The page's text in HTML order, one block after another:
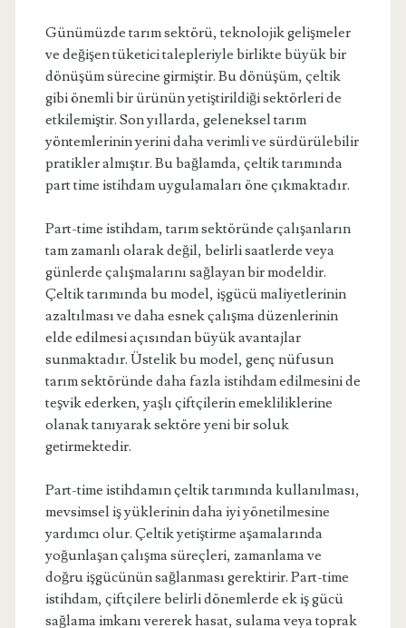
Günümüzde tarım sektörü, teknolojik gelişmeler
ve değişen tüketici talepleriyle birlikte büyük bir
dönüşüm sürecine girmiştir. Bu dönüşüm, çeltik
gibi önemli bir ürünün yetiştirildiği sektörleri de
etkilemiştir. Son yıllarda, geleneksel tarım
yöntemlerinin yerini daha verimli ve sürdürülebilir
pratikler almıştır. Bu bağlamda, çeltik tarımında
part time istihdam uygulamaları öne çıkmaktadır.
Part-time istihdam, tarım sektöründe çalışanların
tam zamanlı olarak değil, belirli saatlerde veya
günlerde çalışmalarını sağlayan bir modeldir.
Çeltik tarımında bu model, işgücü maliyetlerinin
azaltılması ve daha esnek çalışma düzenlerinin
elde edilmesi açısından büyük avantajlar
sunmaktadır. Üstelik bu model, genç nüfusun
tarım sektöründe daha fazla istihdam edilmesini de
teşvik ederken, yaşlı çiftçilerin emekliliklerine
olanak tanıyarak sektöre yeni bir soluk
getirmektedir.
Part-time istihdamın çeltik tarımında kullanılması,
mevsimsel iş yüklerinin daha iyi yönetilmesine
yardımcı olur. Çeltik yetiştirme aşamalarında
yoğunlaşan çalışma süreçleri, zamanlama ve
doğru işgücünün sağlanması gerektirir. Part-time
istihdam, çiftçilere belirli dönemlerde ek iş gücü
sağlama imkanı vererek hasat, sulama veya toprak